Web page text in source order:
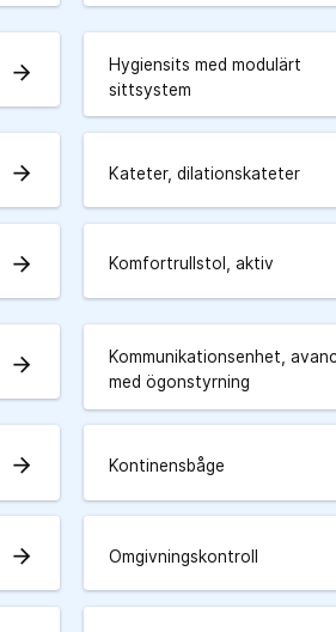
arrow_forward
Hygiensits med modulärt
sittsystem
arrow_forward Kateter, dilationskateter
arrow_forward Komfortrullstol, aktiv
arrow_forward
Kommunikationsenhet,
med ögonstyrning
arrow_forward Kontinensbåge
arrow_forward Omgivningskontroll